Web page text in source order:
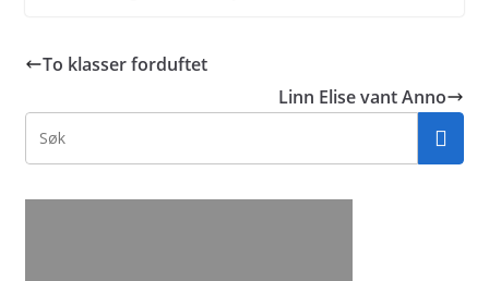
To klasser forduftet
Linn Elise vant Anno